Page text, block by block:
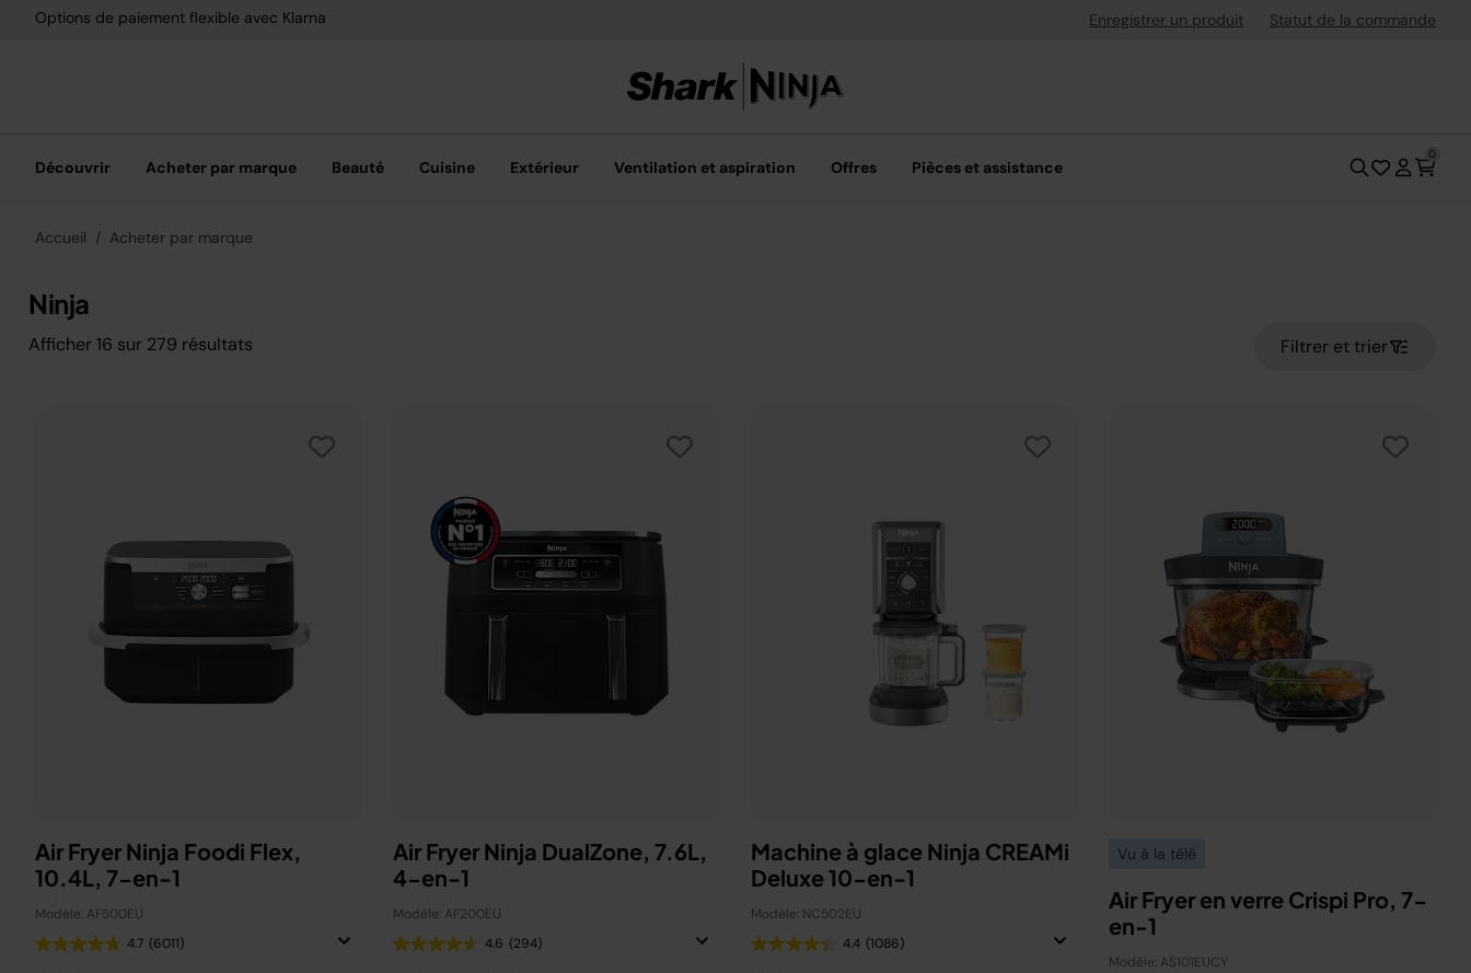
Options de paiement flexible avec Klarna Livraison gratuite dès 40 € d'achatEnregistrer un produit Statut de la commande
Découvrir Acheter par marque Beauté Cuisine Extérieur Ventilation et aspiration Offres Pièces et assistance
0
Accueil Acheter par marque
Ninja
Afficher 16 sur 279 résultats Filtrer et trier
Air Fryer Ninja Foodi Flex,
10.4L, 7-en-1
Modèle: AF500EU
4.7 (6011)
Air Fryer Ninja DualZone, 7.6L,
4-en-1
Modèle: AF200EU
4.6 (294)
Machine à glace Ninja CREAMi
Deluxe 10-en-1
Modèle: NC502EU
4.4 (1086)
Vu à la télé
Air Fryer en verre Crispi Pro, 7-
en-1
Modèle: AS101EUCY